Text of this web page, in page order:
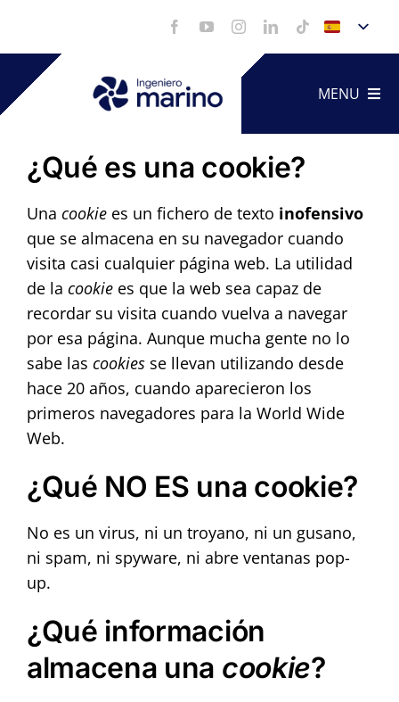
contenido
MENU
Vídeos
¿Qué es una cookie?
Una cookie es un fichero de texto inofensivo
que se almacena en su navegador cuando
visita casi cualquier página web. La utilidad
de la cookie es que la web sea capaz de
recordar su visita cuando vuelva a navegar
por esa página. Aunque mucha gente no lo
sabe las cookies se llevan utilizando desde
hace 20 años, cuando aparecieron los
primeros navegadores para la World Wide
Web.
¿Qué NO ES una cookie?
No es un virus, ni un troyano, ni un gusano,
ni spam, ni spyware, ni abre ventanas pop-
up.
¿Qué información
almacena una cookie?